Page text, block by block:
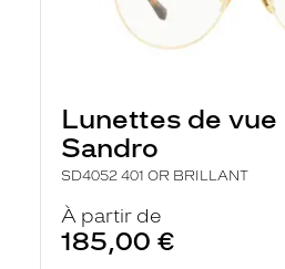
Lunettes de vue
Sandro
SD4052 401 OR BRILLANT
À partir de
185,00 €